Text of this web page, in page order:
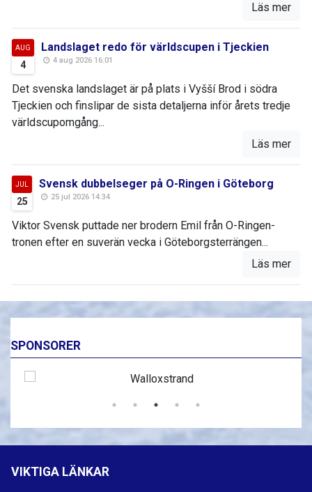
Läs mer
AUG
4
Landslaget redo för världscupen i Tjeckien
4 aug 2026 16:01
Det svenska landslaget är på plats i Vyšší Brod i södra
Tjeckien och finslipar de sista detaljerna inför årets tredje
världscupomgång...
Läs mer
JUL
25
Svensk dubbelseger på O-Ringen i Göteborg
25 jul 2026 14:34
Viktor Svensk puttade ner brodern Emil från O-Ringen-
tronen efter en suverän vecka i Göteborgsterrängen...
Läs mer
SPONSORER
VIKTIGA LÄNKAR